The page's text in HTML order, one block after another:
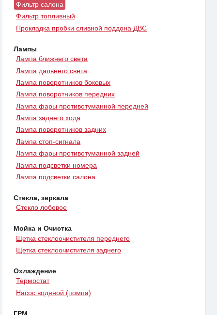
Фильтр салона
Фильтр топливный
Прокладка пробки сливной поддона ДВС
Лампы
Лампа ближнего света
Лампа дальнего света
Лампа поворотников боковых
Лампа поворотников передних
Лампа фары противотуманной передней
Лампа заднего хода
Лампа поворотников задних
Лампа стоп-сигнала
Лампа фары противотуманной задней
Лампа подсветки номера
Лампа подсветки салона
Стекла, зеркала
Стекло лобовое
Мойка и Очистка
Щетка стеклоочистителя переднего
Щетка стеклоочистителя заднего
Охлаждение
Термостат
Насос водяной (помпа)